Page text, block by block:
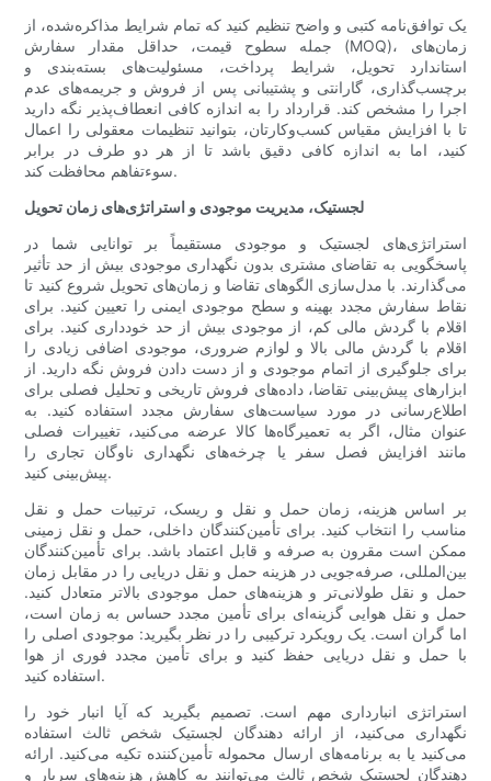
یک توافق‌نامه کتبی و واضح تنظیم کنید که تمام شرایط مذاکره‌شده، از
جمله سطوح قیمت، حداقل مقدار سفارش (MOQ)، زمان‌های
استاندارد تحویل، شرایط پرداخت، مسئولیت‌های بسته‌بندی و
برچسب‌گذاری، گارانتی و پشتیبانی پس از فروش و جریمه‌های عدم
اجرا را مشخص کند. قرارداد را به اندازه کافی انعطاف‌پذیر نگه دارید
تا با افزایش مقیاس کسب‌وکارتان، بتوانید تنظیمات معقولی را اعمال
کنید، اما به اندازه کافی دقیق باشد تا از هر دو طرف در برابر
سوءتفاهم محافظت کند.
لجستیک، مدیریت موجودی و استراتژی‌های زمان تحویل
استراتژی‌های لجستیک و موجودی مستقیماً بر توانایی شما در
پاسخگویی به تقاضای مشتری بدون نگهداری موجودی بیش از حد تأثیر
می‌گذارند. با مدل‌سازی الگوهای تقاضا و زمان‌های تحویل شروع کنید تا
نقاط سفارش مجدد بهینه و سطح موجودی ایمنی را تعیین کنید. برای
اقلام با گردش مالی کم، از موجودی بیش از حد خودداری کنید. برای
اقلام با گردش مالی بالا و لوازم ضروری، موجودی اضافی زیادی را
برای جلوگیری از اتمام موجودی و از دست دادن فروش نگه دارید. از
ابزارهای پیش‌بینی تقاضا، داده‌های فروش تاریخی و تحلیل فصلی برای
اطلاع‌رسانی در مورد سیاست‌های سفارش مجدد استفاده کنید. به
عنوان مثال، اگر به تعمیرگاه‌ها کالا عرضه می‌کنید، تغییرات فصلی
مانند افزایش فصل سفر یا چرخه‌های نگهداری ناوگان تجاری را
پیش‌بینی کنید.
بر اساس هزینه، زمان حمل و نقل و ریسک، ترتیبات حمل و نقل
مناسب را انتخاب کنید. برای تأمین‌کنندگان داخلی، حمل و نقل زمینی
ممکن است مقرون به صرفه و قابل اعتماد باشد. برای تأمین‌کنندگان
بین‌المللی، صرفه‌جویی در هزینه حمل و نقل دریایی را در مقابل زمان
حمل و نقل طولانی‌تر و هزینه‌های حمل موجودی بالاتر متعادل کنید.
حمل و نقل هوایی گزینه‌ای برای تأمین مجدد حساس به زمان است،
اما گران است. یک رویکرد ترکیبی را در نظر بگیرید: موجودی اصلی را
با حمل و نقل دریایی حفظ کنید و برای تأمین مجدد فوری از هوا
استفاده کنید.
استراتژی انبارداری مهم است. تصمیم بگیرید که آیا انبار خود را
نگهداری می‌کنید، از ارائه دهندگان لجستیک شخص ثالث استفاده
می‌کنید یا به برنامه‌های ارسال محموله تأمین‌کننده تکیه می‌کنید. ارائه
دهندگان لجستیک شخص ثالث می‌توانند به کاهش هزینه‌های سربار و